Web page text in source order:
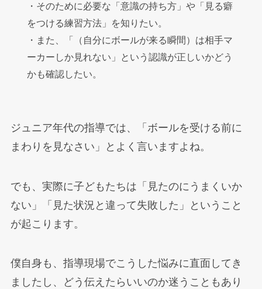
・そのために必要な「意識の持ち方」や「見る癖
をつける練習方法」を知りたい。
・また、「（自分にボールが来る瞬間）は相手マ
ーカーしか見れない」という認識が正しいかどう
かも確認したい。
ジュニア年代の指導では、「ボールを受ける前に
まわりを見なさい」とよく言いますよね。
でも、実際に子どもたちは「見たのにうまくいか
ない」「見た状況と違って失敗した」ということ
が起こります。
僕自身も、指導現場でこうした悩みに直面してき
ましたし、どう伝えたらいいのか迷うこともあり